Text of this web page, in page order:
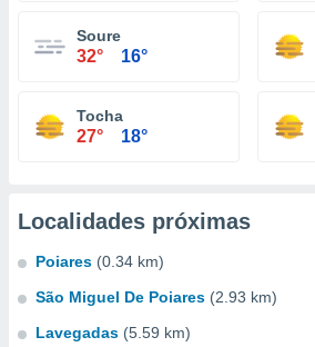
Soure
32° 16°
Tocha
27° 18°
Localidades próximas
Poiares (0.34 km)
São Miguel De Poiares (2.93 km)
Lavegadas (5.59 km)